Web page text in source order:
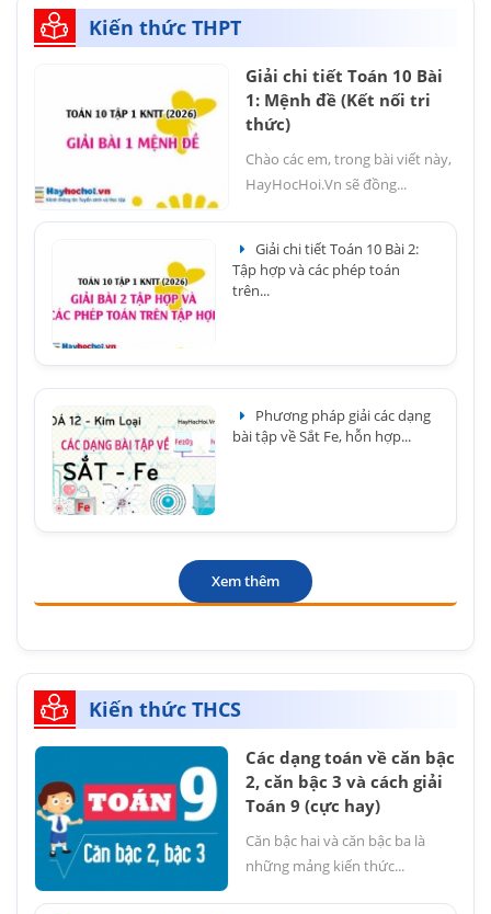
Kiến thức THPT
Giải chi tiết Toán 10 Bài
1: Mệnh đề (Kết nối tri
thức)
Chào các em, trong bài viết này,
HayHocHoi.Vn sẽ đồng...
Giải chi tiết Toán 10 Bài 2:
Tập hợp và các phép toán
trên...
Phương pháp giải các dạng
bài tập về Sắt Fe, hỗn hợp...
Xem thêm
Kiến thức THCS
Các dạng toán về căn bậc
2, căn bậc 3 và cách giải
Toán 9 (cực hay)
Căn bậc hai và căn bậc ba là
những mảng kiến thức...